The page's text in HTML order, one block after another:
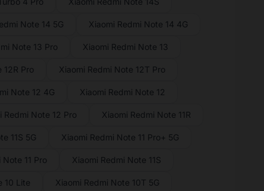
Note 14 5G Xiaomi Redmi Note 14 4G
Note 13 Pro Xiaomi Redmi Note 13
12R Pro Xiaomi Redmi Note 12T Pro
Note 12 4G Xiaomi Redmi Note 12
Redmi Note 12 Pro Xiaomi Redmi Note 11R
11S 5G Xiaomi Redmi Note 11 Pro+ 5G
11 Pro Xiaomi Redmi Note 11S
10 Lite Xiaomi Redmi Note 10T 5G